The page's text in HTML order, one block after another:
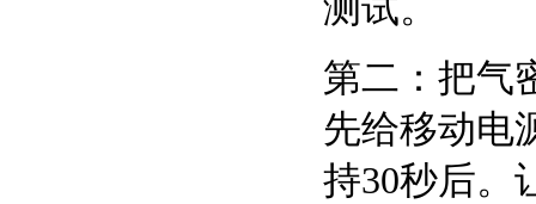
测试。
第二：把气
先给移动电
持30秒后。